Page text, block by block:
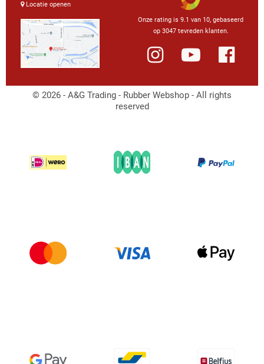
Locatie openen
Onze rating is 9.1 van 10, gebaseerd
op 3047 tevreden klanten.
© 2026 - A&G Trading - Rubber Webshop - All rights
reserved